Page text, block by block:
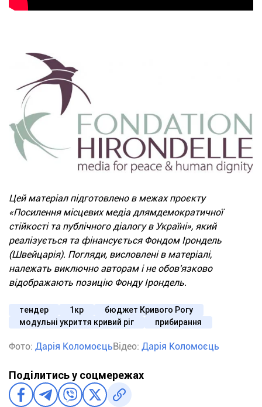
Цей матеріал підготовлено в межах проєкту
«Посилення місцевих медіа длямдемократичної
стійкості та публічного діалогу в Україні», який
реалізується та фінансується Фондом Ірондель
(Швейцарія). Погляди, висловлені в матеріалі,
належать виключно авторам і не обов'язково
відображають позицію Фонду Ірондель.
тендер 1кр
бюджет Кривого Рогу
модульні укриття кривий ріг
прибирання
Фото: Дарія КоломоєцьВідео: Дарія Коломоєць
Поділитись у соцмережах